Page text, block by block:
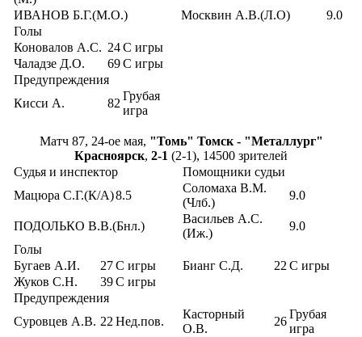
ИВАНОВ Б.Г.(М.О.)
Москвин А.В.(Л.О)
9.0
Голы
Коновалов А.С. 24С игры
Чаладзе Д.О.
69С игры
Предупреждения
Кисси А.
82
Грубая
игра
Матч 87, 24-ое мая, "Томь" Томск - "Металлург"
Красноярск, 2-1 (2-1), 14500 зрителей
Судья и инспектор
Помощники судьи
Мацюра С.Г.(К/А)8.5
Соломаха В.М.
(Члб.)
9.0
ПОДОЛЬКО В.В.(Бнл.)
Васильев А.С.
(Иж.)
9.0
Голы
Бугаев А.И.
27С игры Бианг С.Д. 22 С игры
Жуков С.Н.
39С игры
Предупреждения
Суровцев А.В. 22 Нед.пов.
Касторный
О.В.
26
Грубая
игра